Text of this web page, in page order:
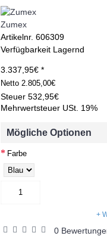
Zumex
Artikelnr. 606309
Verfügbarkeit Lagernd
3.337,95€ *
Netto 2.805,00€
Steuer 532,95€
Mehrwertsteuer USt. 19%
Mögliche Optionen
Farbe
+
0